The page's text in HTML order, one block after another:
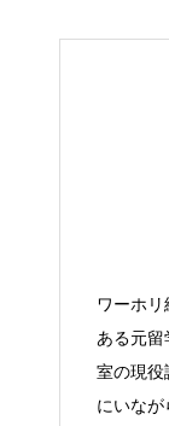
ワーホ
ある元
室の現役
にいな